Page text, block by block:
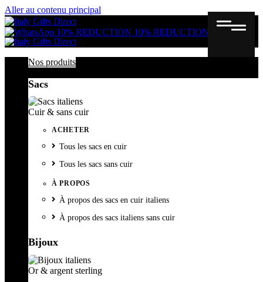
Aller au contenu principal
10% REDUCTION 10% REDUCTION
Nos produits
Sacs
Cuir & sans cuir
ACHETER
Tous les sacs en cuir
Tous les sacs sans cuir
À PROPOS
À propos des sacs en cuir italiens
À propos des sacs italiens sans cuir
Bijoux
Or & argent sterling